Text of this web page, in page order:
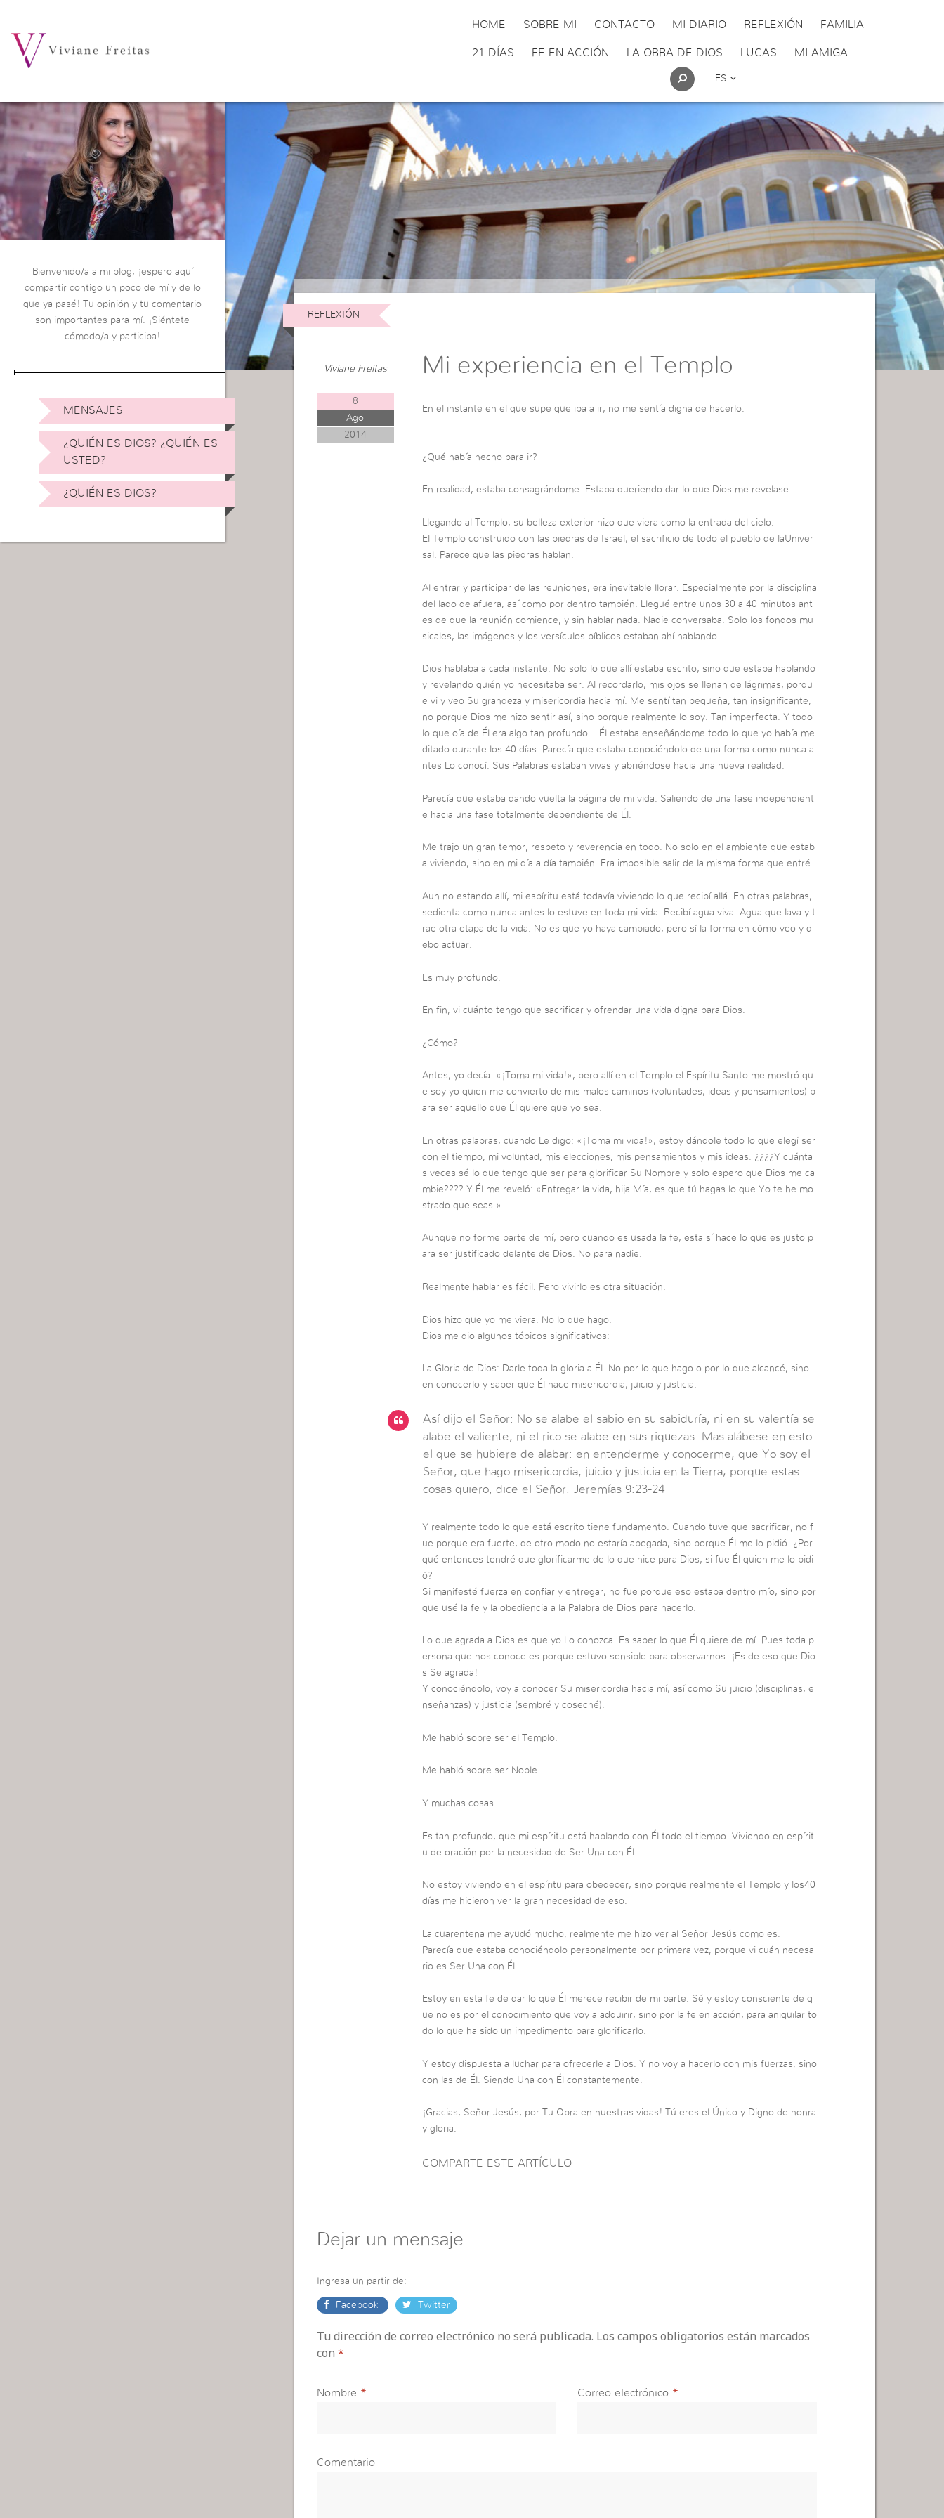
HOME SOBRE MI CONTACTO MI DIARIO REFLEXIÓN FAMILIA
21 DÍAS FE EN ACCIÓN LA OBRA DE DIOS LUCAS MI AMIGA
ES
Bienvenido/a a mi blog, ¡espero aquí
compartir contigo un poco de mí y de lo
que ya pasé! Tu opinión y tu comentario
son importantes para mí. ¡Siéntete
cómodo/a y participa!
MENSAJES
¿QUIÉN ES DIOS? ¿QUIÉN ES
USTED?
¿QUIÉN ES DIOS?
REFLEXIÓN
Viviane Freitas
8
Ago
2014
Mi experiencia en el Templo
En el instante en el que supe que iba a ir, no me sentía digna de hacerlo.
¿Qué había hecho para ir?
En realidad, estaba consagrándome. Estaba queriendo dar lo que Dios me revelase.
Llegando al Templo, su belleza exterior hizo que viera como la entrada del cielo.
El Templo construido con las piedras de Israel, el sacrificio de todo el pueblo de laUniver
sal. Parece que las piedras hablan.
Al entrar y participar de las reuniones, era inevitable llorar. Especialmente por la disciplina
del lado de afuera, así como por dentro también. Llegué entre unos 30 a 40 minutos ant
es de que la reunión comience, y sin hablar nada. Nadie conversaba. Solo los fondos mu
sicales, las imágenes y los versículos bíblicos estaban ahí hablando.
Dios hablaba a cada instante. No solo lo que allí estaba escrito, sino que estaba hablando
y revelando quién yo necesitaba ser. Al recordarlo, mis ojos se llenan de lágrimas, porqu
e vi y veo Su grandeza y misericordia hacia mí. Me sentí tan pequeña, tan insignificante,
no porque Dios me hizo sentir así, sino porque realmente lo soy. Tan imperfecta. Y todo
lo que oía de Él era algo tan profundo… Él estaba enseñándome todo lo que yo había me
ditado durante los 40 días. Parecía que estaba conociéndolo de una forma como nunca a
ntes Lo conocí. Sus Palabras estaban vivas y abriéndose hacia una nueva realidad.
Parecía que estaba dando vuelta la página de mi vida. Saliendo de una fase independient
e hacia una fase totalmente dependiente de Él.
Me trajo un gran temor, respeto y reverencia en todo. No solo en el ambiente que estab
a viviendo, sino en mi día a día también. Era imposible salir de la misma forma que entré.
Aun no estando allí, mi espíritu está todavía viviendo lo que recibí allá. En otras palabras,
sedienta como nunca antes lo estuve en toda mi vida. Recibí agua viva. Agua que lava y t
rae otra etapa de la vida. No es que yo haya cambiado, pero sí la forma en cómo veo y d
ebo actuar.
Es muy profundo.
En fin, vi cuánto tengo que sacrificar y ofrendar una vida digna para Dios.
¿Cómo?
Antes, yo decía: «¡Toma mi vida!», pero allí en el Templo el Espíritu Santo me mostró qu
e soy yo quien me convierto de mis malos caminos (voluntades, ideas y pensamientos) p
ara ser aquello que Él quiere que yo sea.
En otras palabras, cuando Le digo: «¡Toma mi vida!», estoy dándole todo lo que elegí ser
con el tiempo, mi voluntad, mis elecciones, mis pensamientos y mis ideas. ¿¿¿¿Y cuánta
s veces sé lo que tengo que ser para glorificar Su Nombre y solo espero que Dios me ca
mbie???? Y Él me reveló: «Entregar la vida, hija Mía, es que tú hagas lo que Yo te he mo
strado que seas.»
Aunque no forme parte de mí, pero cuando es usada la fe, esta sí hace lo que es justo p
ara ser justificado delante de Dios. No para nadie.
Realmente hablar es fácil. Pero vivirlo es otra situación.
Dios hizo que yo me viera. No lo que hago.
Dios me dio algunos tópicos significativos:
La Gloria de Dios: Darle toda la gloria a Él. No por lo que hago o por lo que alcancé, sino
en conocerlo y saber que Él hace misericordia, juicio y justicia.
Así dijo el Señor: No se alabe el sabio en su sabiduría, ni en su valentía se
alabe el valiente, ni el rico se alabe en sus riquezas. Mas alábese en esto
el que se hubiere de alabar: en entenderme y conocerme, que Yo soy el
Señor, que hago misericordia, juicio y justicia en la Tierra; porque estas
cosas quiero, dice el Señor. Jeremías 9:23-24
Y realmente todo lo que está escrito tiene fundamento. Cuando tuve que sacrificar, no f
ue porque era fuerte, de otro modo no estaría apegada, sino porque Él me lo pidió. ¿Por
qué entonces tendré que glorificarme de lo que hice para Dios, si fue Él quien me lo pidi
ó?
Si manifesté fuerza en confiar y entregar, no fue porque eso estaba dentro mío, sino por
que usé la fe y la obediencia a la Palabra de Dios para hacerlo.
Lo que agrada a Dios es que yo Lo conozca. Es saber lo que Él quiere de mí. Pues toda p
ersona que nos conoce es porque estuvo sensible para observarnos. ¡Es de eso que Dio
s Se agrada!
Y conociéndolo, voy a conocer Su misericordia hacia mí, así como Su juicio (disciplinas, e
nseñanzas) y justicia (sembré y coseché).
Me habló sobre ser el Templo.
Me habló sobre ser Noble.
Y muchas cosas.
Es tan profundo, que mi espíritu está hablando con Él todo el tiempo. Viviendo en espírit
u de oración por la necesidad de Ser Una con Él.
No estoy viviendo en el espíritu para obedecer, sino porque realmente el Templo y los40
días me hicieron ver la gran necesidad de eso.
La cuarentena me ayudó mucho, realmente me hizo ver al Señor Jesús como es.
Parecía que estaba conociéndolo personalmente por primera vez, porque vi cuán necesa
rio es Ser Una con Él.
Estoy en esta fe de dar lo que Él merece recibir de mi parte. Sé y estoy consciente de q
ue no es por el conocimiento que voy a adquirir, sino por la fe en acción, para aniquilar to
do lo que ha sido un impedimento para glorificarlo.
Y estoy dispuesta a luchar para ofrecerle a Dios. Y no voy a hacerlo con mis fuerzas, sino
con las de Él. Siendo Una con Él constantemente.
¡Gracias, Señor Jesús, por Tu Obra en nuestras vidas! Tú eres el Único y Digno de honra
y gloria.
COMPARTE ESTE ARTÍCULO
Dejar un mensaje
Ingresa un partir de:
Facebook Twitter
Tu dirección de correo electrónico no será publicada. Los campos obligatorios están marcados
con *
Nombre * Correo electrónico *
Comentario